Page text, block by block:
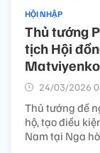
HỘI NHẬP
Thủ tướng
tịch Hội
Matviyenko
24/03/2026
Thủ tướng đề
hộ, tạo điều
Nam tại Nga